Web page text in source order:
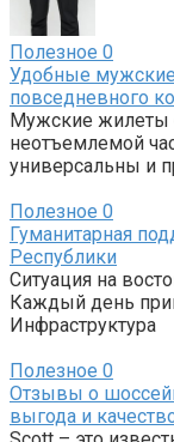
Полезное 0
Удобные
повседневного
Мужские жилеты
неотъемлемой
универсальны и
Полезное 0
Гуманитарная
Республики
Ситуация на
Каждый день
Инфраструктура
Полезное 0
Отзывы о
выгода и